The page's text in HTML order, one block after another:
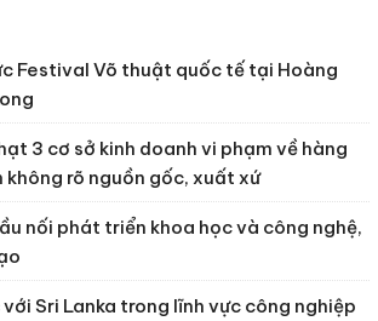
Festival Võ thuật quốc tế tại Hoàng
3 cơ sở kinh doanh vi phạm về hàng
không rõ nguồn gốc, xuất xứ
nối phát triển khoa học và công nghệ,
Sri Lanka trong lĩnh vực công nghiệp